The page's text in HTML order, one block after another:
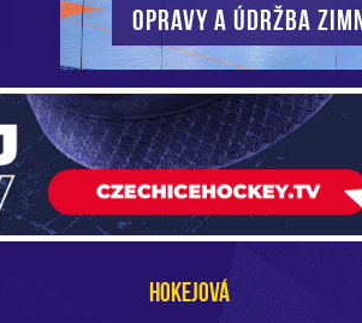
Opravy a údržba
HOKEJOVÁ